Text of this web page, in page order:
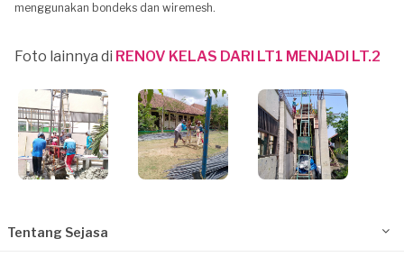
menggunakan bondeks dan wiremesh.
Foto lainnya di RENOV KELAS DARI LT1 MENJADI LT.2
Tentang Sejasa